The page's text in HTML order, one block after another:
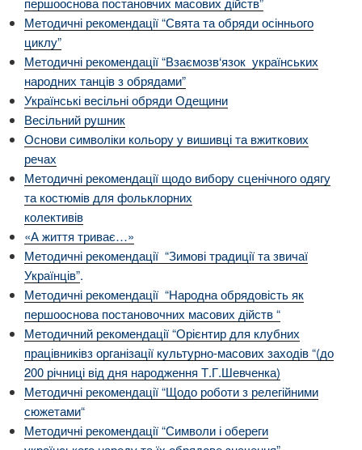
Методичні рекомендації “Свята та обряди осіннього
циклу”
Методичні рекомендації “Взаємозв‘язок українських
народних танців з обрядами”
Українські весільні обряди Одещини
Весільний рушник
Основи символіки кольору у вишивці та вжиткових
речах
Методичні рекомендації щодо вибору сценічного одягу
та костюмів для фольклорних
колективів
«А життя триває…»
Методичні рекомендації “Зимові традиції та звичаї
Українців”.
Методичні рекомендації “Народна обрядовість як
першооснова постановочних масових дійств “
Методичний рекомендації “Орієнтир для клубних
працівниківз організації культурно-масових заходів “(до
200 річниці від дня народження Т.Г.Шевченка)
Методичні рекомендації “Щодо роботи з релегійними
сюжетами“
Методичні рекомендації “Символи і обереги